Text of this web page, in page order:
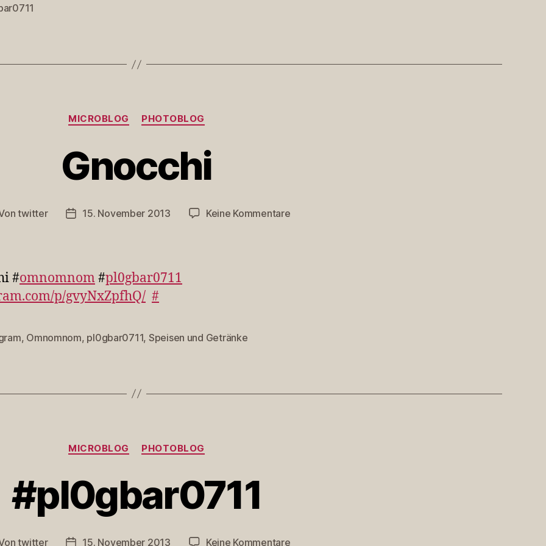
Kategorien
MICROBLOG PHOTOBLOG
Gnocchi
twitter Veröffentlichungsdatum
15. November 2013 Keine Kommentarezu
#omnomnom#pl0gbar0711
p/gvyNxZpfhQ/ #
, Omnomnom, pl0gbar0711, Speisen und Getränke
Kategorien
MICROBLOG PHOTOBLOG
#pl0gbar0711
twitter Veröffentlichungsdatum
15. November 2013 Keine Kommentarezu